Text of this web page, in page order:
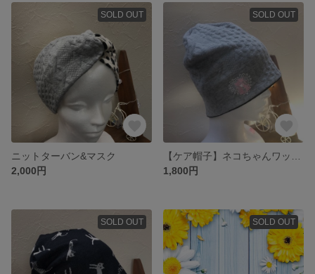
SOLD OUT
ニットターバン&マスク
2,000円
SOLD OUT
1,800円
SOLD OUT SOLD OUT